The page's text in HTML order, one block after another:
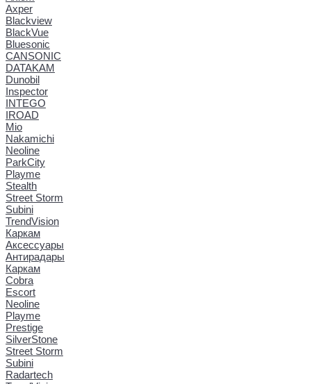
Axper
Blackview
BlackVue
Bluesonic
CANSONIC
DATAKAM
Dunobil
Inspector
INTEGO
IROAD
Mio
Nakamichi
Neoline
ParkCity
Playme
Stealth
Street Storm
Subini
TrendVision
Каркам
Аксессуары
Антирадары
Каркам
Cobra
Escort
Neoline
Playme
Prestige
SilverStone
Street Storm
Subini
Radartech